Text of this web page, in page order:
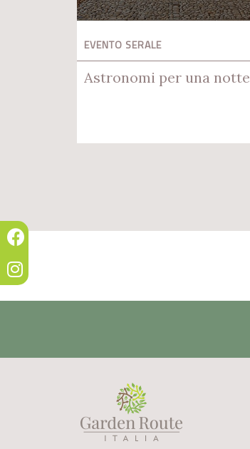
EVENTO SERALE
Astronomi per una notte